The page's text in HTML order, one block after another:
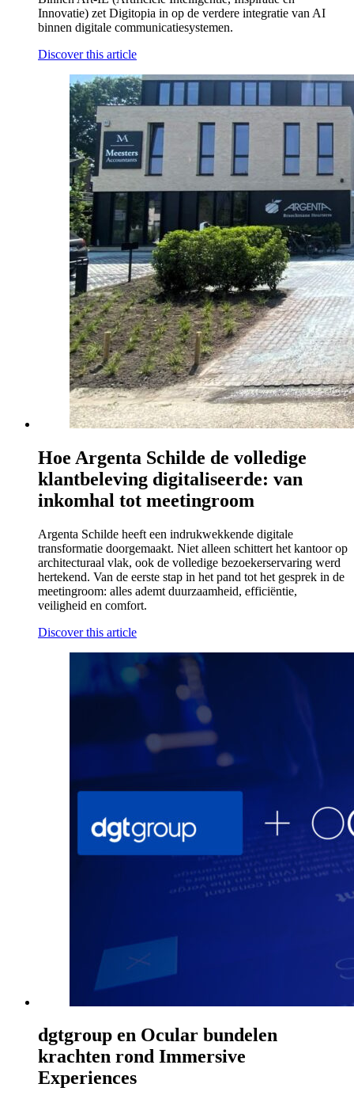
Innovatie) zet Digitopia in op de verdere integratie van AI
binnen digitale communicatiesystemen.
Discover this article
Hoe Argenta Schilde de volledige
klantbeleving digitaliseerde: van
inkomhal tot meetingroom
Argenta Schilde heeft een indrukwekkende digitale
transformatie doorgemaakt. Niet alleen schittert het kantoor op
architecturaal vlak, ook de volledige bezoekerservaring werd
hertekend. Van de eerste stap in het pand tot het gesprek in de
meetingroom: alles ademt duurzaamheid, efficiëntie,
veiligheid en comfort.
Discover this article
dgtgroup en Ocular bundelen
krachten rond Immersive
Experiences